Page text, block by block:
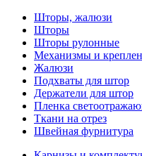
Шторы, жалюзи
Шторы
Шторы рулонные
Механизмы и
Жалюзи
Подхваты для штор
Держатели для штор
Пленка
Ткани на отрез
Швейная фурнитура